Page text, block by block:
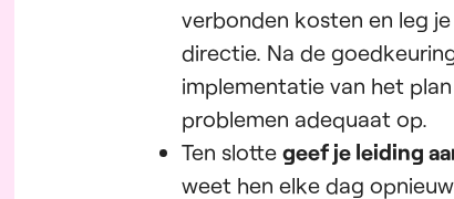
verbonden kosten en leg
directie. Na de
implementatie van het
problemen adequaat op.
Ten slotte geef je leiding
weet hen elke dag